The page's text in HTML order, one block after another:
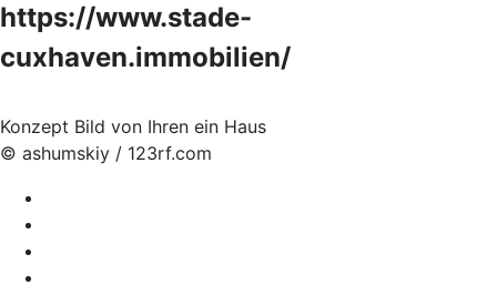
https://www.stade-
cuxhaven.immobilien/
Konzept Bild von Ihren ein Haus
© ashumskiy / 123rf.com